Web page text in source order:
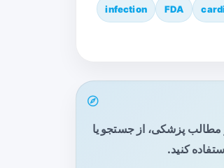
FDA
infection
مطالب پزشکی، از جستجو یا
کنید.